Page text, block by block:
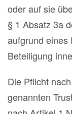
oder auf sie
§ 1 Absatz 3a
aufgrund eines
Beteiligung
Die Pflicht
genannten